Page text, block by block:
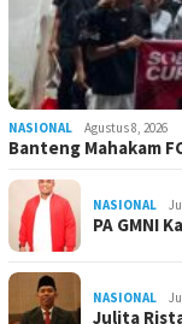
NASIONAL Agustus 8, 2026
Banteng Mahakam
NASIONAL
PA GMNI
NASIONAL
Julita